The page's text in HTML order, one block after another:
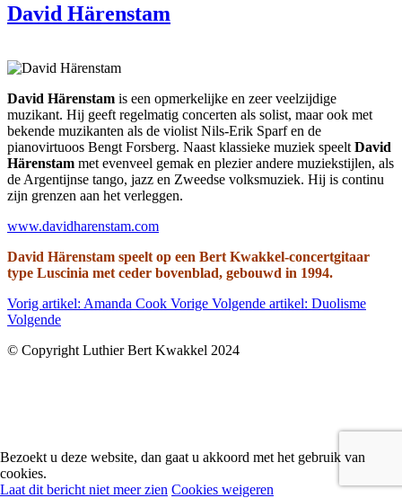
David Härenstam
David Härenstam is een opmerkelijke en zeer veelzijdige
muzikant. Hij geeft regelmatig concerten als solist, maar ook met
bekende muzikanten als de violist Nils-Erik Sparf en de
pianovirtuoos Bengt Forsberg. Naast klassieke muziek speelt David
Härenstam met evenveel gemak en plezier andere muziekstijlen, als
de Argentijnse tango, jazz en Zweedse volksmuziek. Hij is continu
zijn grenzen aan het verleggen.
www.davidharenstam.com
David Härenstam speelt op een Bert Kwakkel-concertgitaar
type Luscinia met ceder bovenblad, gebouwd in 1994.
Vorig artikel: Amanda Cook Vorige Volgende artikel: Duolisme
Volgende
© Copyright Luthier Bert Kwakkel 2024
Bezoekt u deze website, dan gaat u akkoord met het gebruik van
cookies.
Laat dit bericht niet meer zien Cookies weigeren